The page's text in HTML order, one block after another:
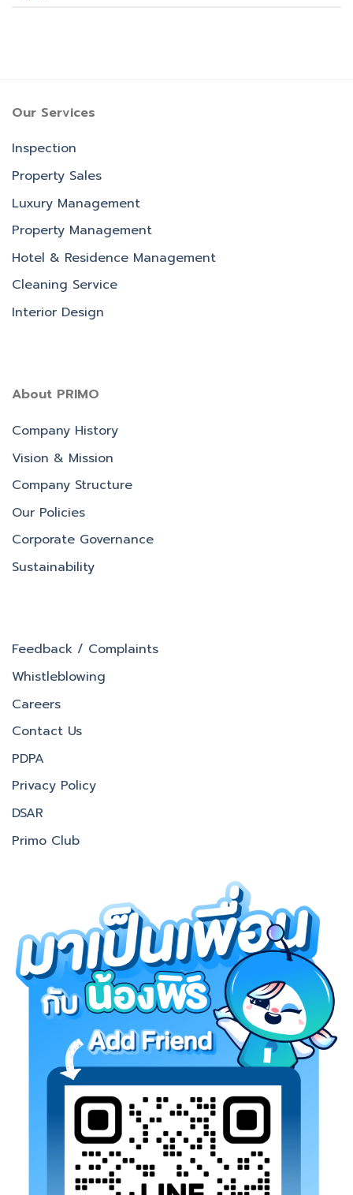
Our Services
Inspection
Property Sales
Luxury Management
Property Management
Hotel & Residence Management
Cleaning Service
Interior Design
About PRIMO
Company History
Vision & Mission
Company Structure
Our Policies
Corporate Governance
Sustainability
Feedback / Complaints
Whistleblowing
Careers
Contact Us
PDPA
Privacy Policy
DSAR
Primo Club